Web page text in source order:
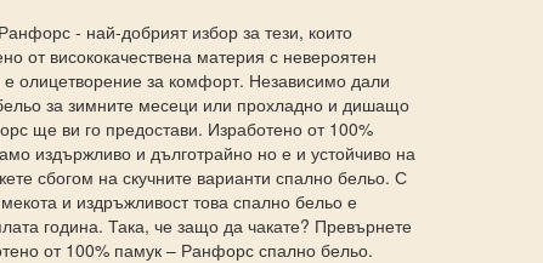
- най-добрият избор за тези, които
от висококачествена материя с невероятен
олицетворение за комфорт. Независимо дали
за зимните месеци или прохладно и дишащо
ще ви го предостави. Изработено от 100%
издържливо и дълготрайно но е и устойчиво на
сбогом на скучните варианти спално бельо. С
и издръжливост това спално бельо е
година. Така, че защо да чакате? Превърнете
от 100% памук – Ранфорс спално бельо.